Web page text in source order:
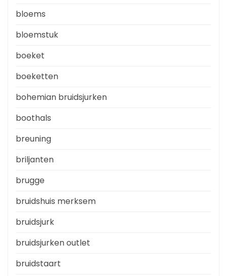
bloems
bloemstuk
boeket
boeketten
bohemian bruidsjurken
boothals
breuning
briljanten
brugge
bruidshuis merksem
bruidsjurk
bruidsjurken outlet
bruidstaart